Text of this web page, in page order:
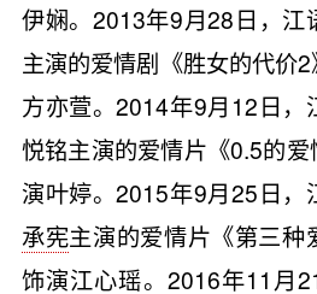
伊娴。2013年9月28日，江
主演的爱情剧《胜女的代价
方亦萱。2014年9月12日，
悦铭主演的爱情片《0.5的
演叶婷。2015年9月25日，
承宪主演的爱情片《第三种
饰演江心瑶。2016年11月